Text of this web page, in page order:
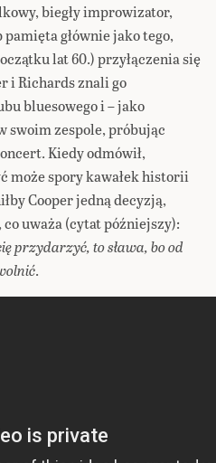
biegły improwizator,
głównie jako tego,
lat 60.) przyłączenia się
i Richards znali go
bluesowego i – jako
swoim zespole, próbując
Kiedy odmówił,
może spory kawałek historii
Cooper jedną decyzją,
uważa (cytat późniejszy):
przydarzyć, to sława, bo od
.